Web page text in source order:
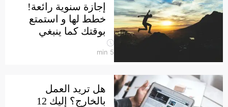
إجازة سنوية رائعة!
خطط لها و استمتع
بوقتك كما ينبغي
5
min
هل تريد العمل
بالخارج؟ إليك 12